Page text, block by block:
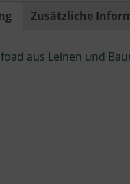
Zusätzliche
aus Leinen und